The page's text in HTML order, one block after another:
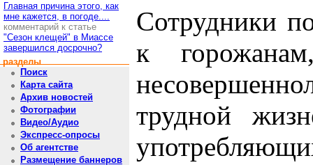
Главная причина этого, как
мне кажется, в погоде....
комментарий к статье
"Сезон клещей" в Миассе
завершился досрочно?
разделы
Поиск
Карта сайта
Архив новостей
Фотографии
Видео/Аудио
Экспресс-опросы
Об агентстве
Размещение баннеров
Сотрудники
к
трудной